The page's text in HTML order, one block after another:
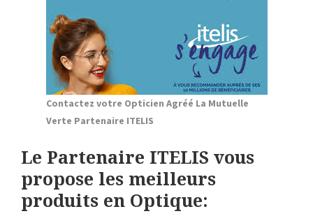
Contactez votre Opticien Agréé La Mutuelle
Verte Partenaire ITELIS
Le Partenaire ITELIS vous
propose les meilleurs
produits en Optique: